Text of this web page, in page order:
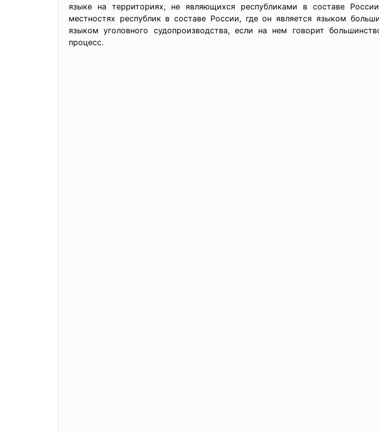
языке на территориях, не являющихся республиками в составе
местностях республик в составе России, где он является языком
языком уголовного судопроизводства, если на нем говорит
процесс.